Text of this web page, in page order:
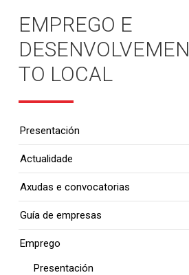
EMPREGO E
DESENVOLVEMEN
TO LOCAL
Presentación
Actualidade
Axudas e convocatorias
Guía de empresas
Emprego
Presentación